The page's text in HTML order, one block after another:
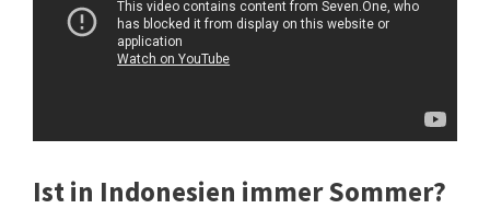
Ist in Indonesien immer Sommer?